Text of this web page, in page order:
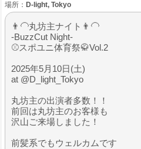
場所： D-light, Tokyo
👨‍🦲丸坊主ナイト👨‍🦲
-BuzzCut Night-
⚾️スポユニ体育祭🥋Vol.2
2025年5月10日(土)
at @D_light_Tokyo
丸坊主の出演者多数！！
前回は丸坊主のお客様も
沢山ご来場しました！
前髪系でもウェルカムです